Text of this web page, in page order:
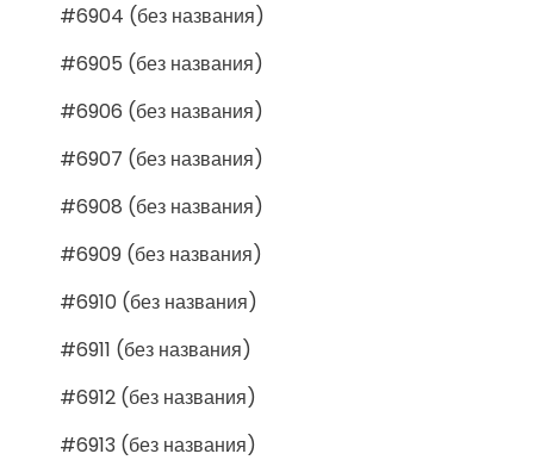
#6904 (без названия)
#6905 (без названия)
#6906 (без названия)
#6907 (без названия)
#6908 (без названия)
#6909 (без названия)
#6910 (без названия)
#6911 (без названия)
#6912 (без названия)
#6913 (без названия)